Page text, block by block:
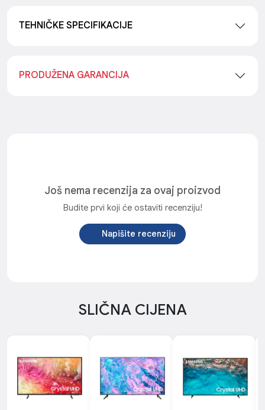
TEHNIČKE SPECIFIKACIJE
PRODUŽENA GARANCIJA
Još nema recenzija za ovaj proizvod
Budite prvi koji će ostaviti recenziju!
Napišite recenziju
SLIČNA CIJENA